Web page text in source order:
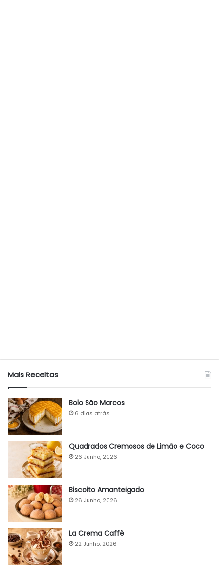
Mais Receitas
Bolo São Marcos
6 dias atrás
Quadrados Cremosos de Limão e Coco
26 Junho, 2026
Biscoito Amanteigado
26 Junho, 2026
La Crema Caffè
22 Junho, 2026